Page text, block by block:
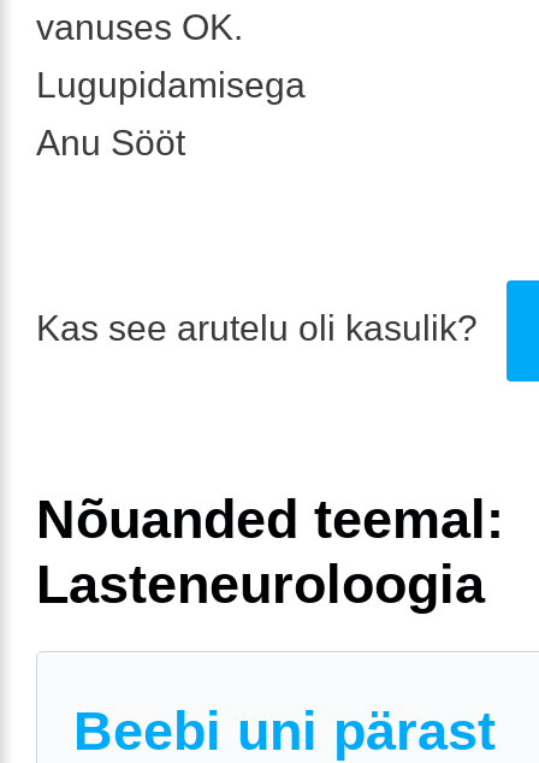
vanuses OK.
Lugupidamisega
Anu Sööt
Kas see arutelu oli kasulik?
Nõuanded teemal:
Lasteneuroloogia
Beebi uni pärast